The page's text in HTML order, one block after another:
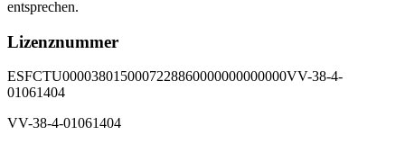
entsprechen.
Lizenznummer
ESFCTU0000380150007228860000000000000VV-38-4-
01061404
VV-38-4-01061404